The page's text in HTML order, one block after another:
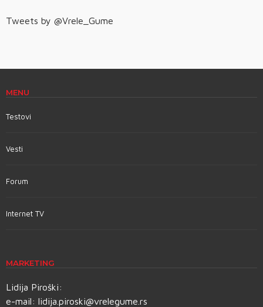
Tweets by @Vrele_Gume
MENU
Testovi
Vesti
Forum
Internet TV
MARKETING
Lidija Piroški:
e-mail: lidija.piroski@vrelegume.rs